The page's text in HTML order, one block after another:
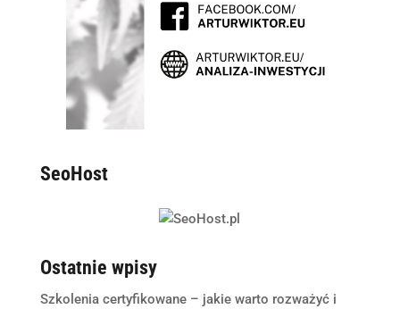
SeoHost
Ostatnie wpisy
Szkolenia certyfikowane – jakie warto rozważyć i